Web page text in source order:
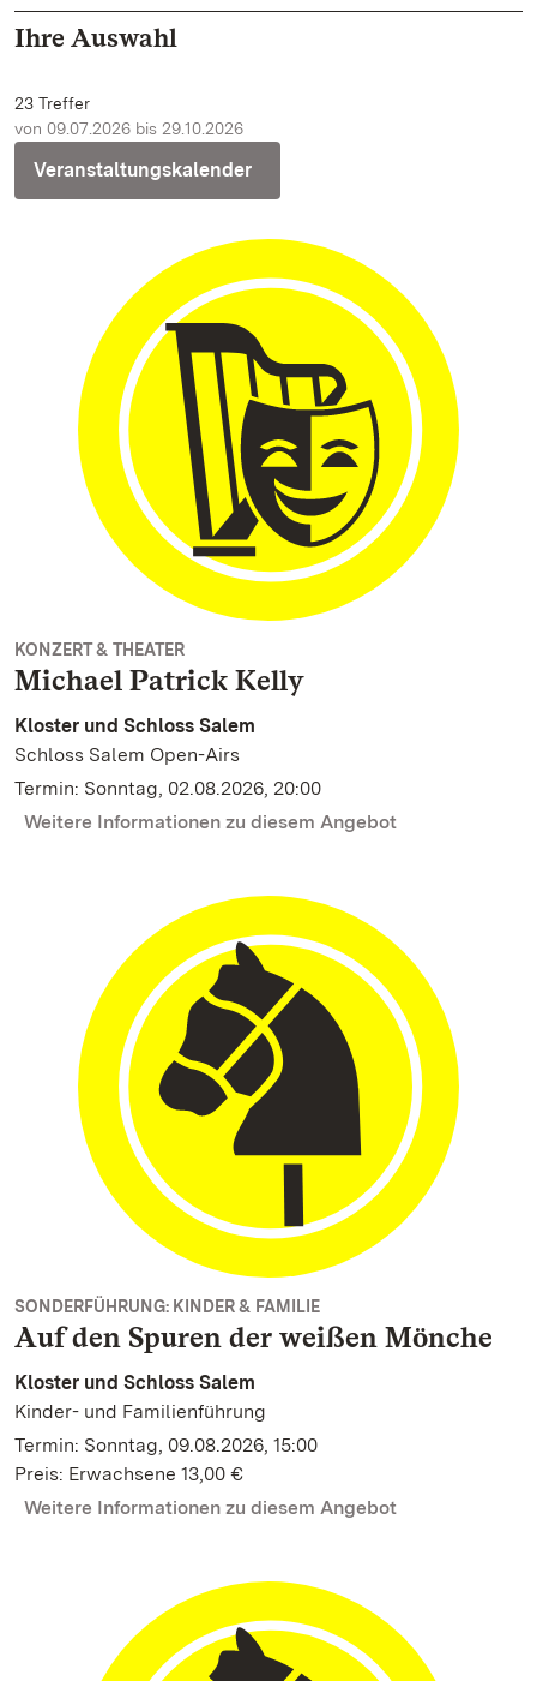
Ihre Auswahl
23 Treffer
von 09.07.2026 bis 29.10.2026
Veranstaltungskalender
KONZERT & THEATER
Michael Patrick Kelly
Kloster und Schloss Salem
Schloss Salem Open-Airs
Termin: Sonntag, 02.08.2026, 20:00
Weitere Informationen zu diesem Angebot
SONDERFÜHRUNG: KINDER & FAMILIE
Auf den Spuren der weißen Mönche
Kloster und Schloss Salem
Kinder- und Familienführung
Termin: Sonntag, 09.08.2026, 15:00
Preis: Erwachsene 13,00 €
Weitere Informationen zu diesem Angebot